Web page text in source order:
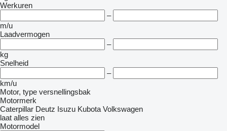
Werkuren
–
m/u
Laadvermogen
–
kg
Snelheid
–
km/u
Motor, type versnellingsbak
Motormerk
Caterpillar Deutz Isuzu Kubota Volkswagen
laat alles zien
Motormodel